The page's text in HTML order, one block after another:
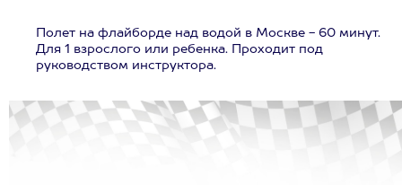
Полет на флайборде над водой в Москве - 60 минут.
Для 1 взрослого или ребенка. Проходит под
руководством инструктора.